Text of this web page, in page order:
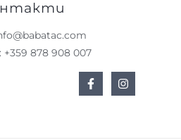
+359 878 908 007